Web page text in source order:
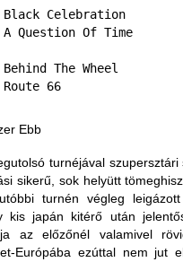
Black Celebration
A Question Of Time
The Wheel
Route 66
Ebb
turnéjával
sikerű, sok helyütt
turnén végleg
kis japán kitérő után
az előzőnél valamivel
Európába ezúttal nem jut